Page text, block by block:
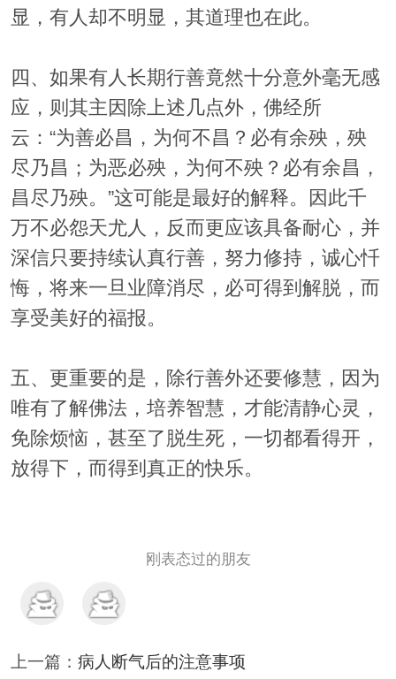
显，有人却不明显，其道理也在此。
四、如果有人长期行善竟然十分意外毫无感
应，则其主因除上述几点外，佛经所
云：“为善必昌，为何不昌？必有余殃，殃
尽乃昌；为恶必殃，为何不殃？必有余昌，
昌尽乃殃。”这可能是最好的解释。因此千
万不必怨天尤人，反而更应该具备耐心，并
深信只要持续认真行善，努力修持，诚心忏
悔，将来一旦业障消尽，必可得到解脱，而
享受美好的福报。
五、更重要的是，除行善外还要修慧，因为
唯有了解佛法，培养智慧，才能清静心灵，
免除烦恼，甚至了脱生死，一切都看得开，
放得下，而得到真正的快乐。
刚表态过的朋友
上一篇： 病人断气后的注意事项